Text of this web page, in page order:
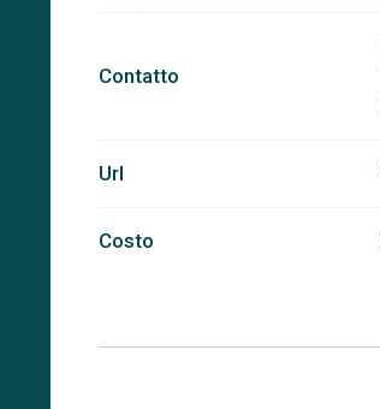
Contatto
Url
Costo